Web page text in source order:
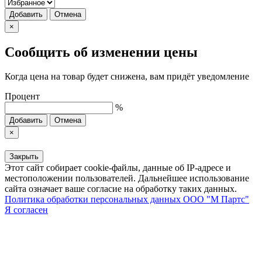
Добавить
Отмена
×
Сообщить об изменении цены
Когда цена на товар будет снижена, вам придёт уведомление
Процент
%
Добавить
Отмена
×
Закрыть
Этот сайт собирает cookie-файлы, данные об IP-адресе и
местоположении пользователей. Дальнейшее использование
сайта означает ваше согласие на обработку таких данных.
Политика обработки персональных данных ООО "М Партс"
Я согласен